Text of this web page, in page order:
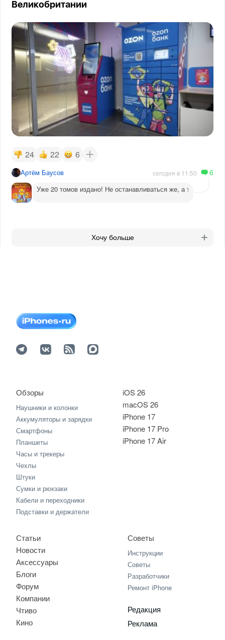
Великобритании
24 22 6
Артём Баусов сегодня в 11:50 6
Уже 20 томов издано! Не останавливаться же, а то
Хочу больше
iOS 26
macOS 26
iPhone 17
iPhone 17 Pro
iPhone 17 Air
Обзоры
Наушники и колонки
Аккумуляторы и зарядки
Смартфоны
Планшеты
Часы и трекеры
Чехлы
Штуки
Сумки и рюкзаки
Кабели и переходники
Подставки и держатели
Статьи
Новости
Аксессуары
Блоги
Форум
Компании
Чтиво
Кино
Советы
Инструкции
Советы
Разработчики
Ремонт iPhone
Редакция
Реклама